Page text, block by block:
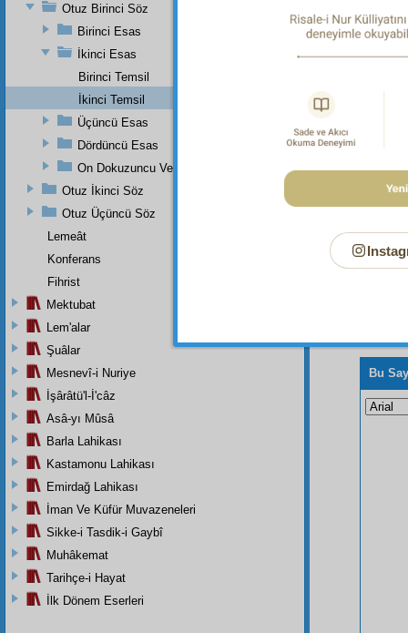
Dipnot-2
bk.
Bu
Otuz Birinci Söz
Birinci Esas
İkinci Esas
Birinci Temsil
İkinci Temsil
Üçüncü Esas
Dördüncü Esas
On Dokuzuncu Ve Otuz Birinci Sözlerin Zeyli
Otuz İkinci Söz
Otuz Üçüncü Söz
Lemeât
Konferans
Fihrist
Mektubat
Lem'alar
Şuâlar
Mesnevî-i Nuriye
İşârâtü'l-İ'câz
Asâ-yı Mûsâ
Barla Lahikası
Kastamonu Lahikası
Emirdağ Lahikası
İman Ve Küfür Muvazeneleri
Sikke-i Tasdik-i Gaybî
Muhâkemat
Tarihçe-i Hayat
İlk Dönem Eserleri